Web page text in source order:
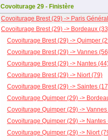
Covoiturage 29 - Finistère
Covoiturage Brest (29) -> Paris
Covoiturage Brest (29) -> Bordeaux
Covoiturage Brest (29) -> Quimper
Covoiturage Brest (29) -> Vannes
Covoiturage Brest (29) -> Nantes
Covoiturage Brest (29) -> Niort (79)
Covoiturage Brest (29) -> Saintes
Covoiturage Quimper (29) ->
Covoiturage Quimper (29) ->
Covoiturage Quimper (29) -> Nantes
Covoiturage Quimper (29) -> Niort